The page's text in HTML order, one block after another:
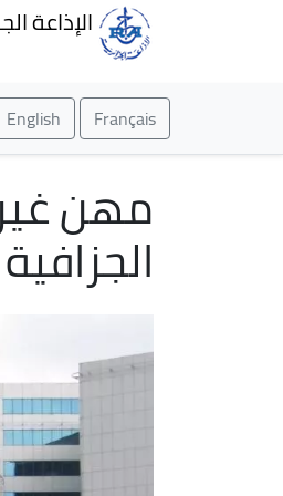
الإذاعة
Français
English
مهن